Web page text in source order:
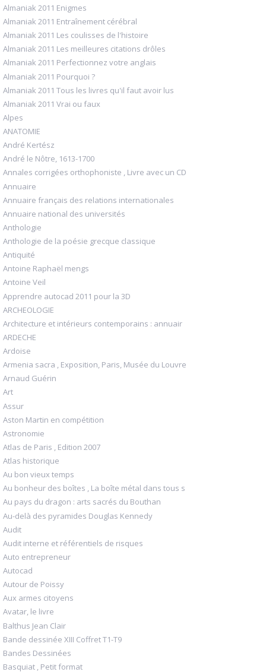
Almaniak 2011 Enigmes
Almaniak 2011 Entraînement cérébral
Almaniak 2011 Les coulisses de l'histoire
Almaniak 2011 Les meilleures citations drôles
Almaniak 2011 Perfectionnez votre anglais
Almaniak 2011 Pourquoi ?
Almaniak 2011 Tous les livres qu'il faut avoir lus
Almaniak 2011 Vrai ou faux
Alpes
ANATOMIE
André Kertész
André le Nôtre, 1613-1700
Annales corrigées orthophoniste , Livre avec un CD
Annuaire
Annuaire français des relations internationales
Annuaire national des universités
Anthologie
Anthologie de la poésie grecque classique
Antiquité
Antoine Raphaël mengs
Antoine Veil
Apprendre autocad 2011 pour la 3D
ARCHEOLOGIE
Architecture et intérieurs contemporains : annuair
ARDECHE
Ardoise
Armenia sacra , Exposition, Paris, Musée du Louvre
Arnaud Guérin
Art
Assur
Aston Martin en compétition
Astronomie
Atlas de Paris , Edition 2007
Atlas historique
Au bon vieux temps
Au bonheur des boîtes , La boîte métal dans tous s
Au pays du dragon : arts sacrés du Bouthan
Au-delà des pyramides Douglas Kennedy
Audit
Audit interne et référentiels de risques
Auto entrepreneur
Autocad
Autour de Poissy
Aux armes citoyens
Avatar, le livre
Balthus Jean Clair
Bande dessinée XIII Coffret T1-T9
Bandes Dessinées
Basquiat , Petit format